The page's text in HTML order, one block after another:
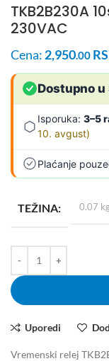
TKB2B230A
230VAC
Cena: 2,950.00
Dostupno u
Isporuka: 3–5
10. avgust)
Plaćanje
TEŽINA 0.07
Uporedi
Vremenski relej